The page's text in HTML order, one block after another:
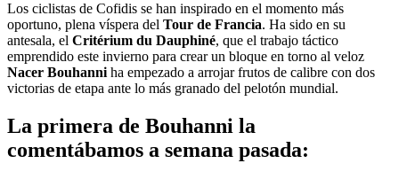
Los ciclistas de Cofidis se han inspirado en el momento más
oportuno, plena víspera del Tour de Francia. Ha sido en su
antesala, el Critérium du Dauphiné, que el trabajo táctico
emprendido este invierno para crear un bloque en torno al veloz
Nacer Bouhanniha empezado a arrojar frutos de calibre con dos
victorias de etapa ante lo más granado del pelotón mundial.
La primera de Bouhanni la
comentábamos a semana pasada: